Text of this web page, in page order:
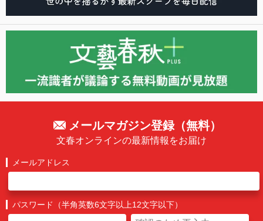
メールマガジン登録（無料）
文春オンラインの最新情報をお届け
メールアドレス
パスワード（半角英数6文字以上12文字以下）